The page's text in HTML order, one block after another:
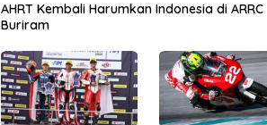
AHRT Kembali Harumkan Indonesia di ARRC
Buriram